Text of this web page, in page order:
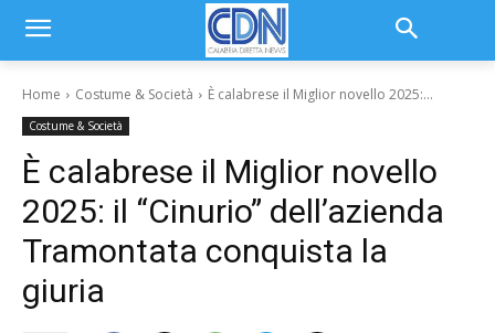
Home Costume & Società È calabrese il Miglior novello 2025:...
Costume & Società
È calabrese il Miglior novello
2025: il “Cinurio” dell’azienda
Tramontata conquista la
giuria